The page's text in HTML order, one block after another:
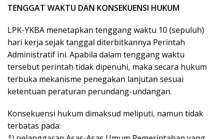
TENGGAT WAKTU DAN KONSEKUENSI HUKUM
LPK-YKBA menetapkan tenggang waktu 10 (sepuluh)
hari kerja sejak tanggal diterbitkannya Perintah
Administratif ini. Apabila dalam tenggang waktu
tersebut perintah tidak dipenuhi, maka secara hukum
terbuka mekanisme penegakan lanjutan sesuai
ketentuan peraturan perundang-undangan.
Konsekuensi hukum dimaksud meliputi, namun tidak
terbatas pada: